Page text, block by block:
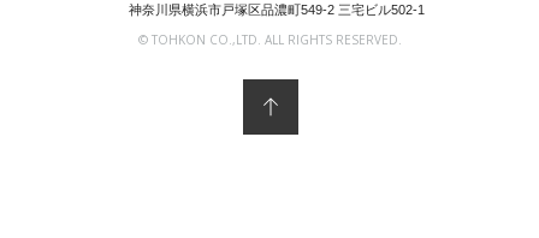
神奈川県横浜市戸塚区品濃町549-2 三宅ビル502-1
© TOHKON CO.,LTD. ALL RIGHTS RESERVED.